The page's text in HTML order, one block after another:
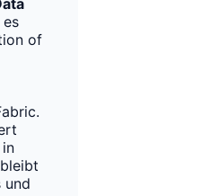
of
und